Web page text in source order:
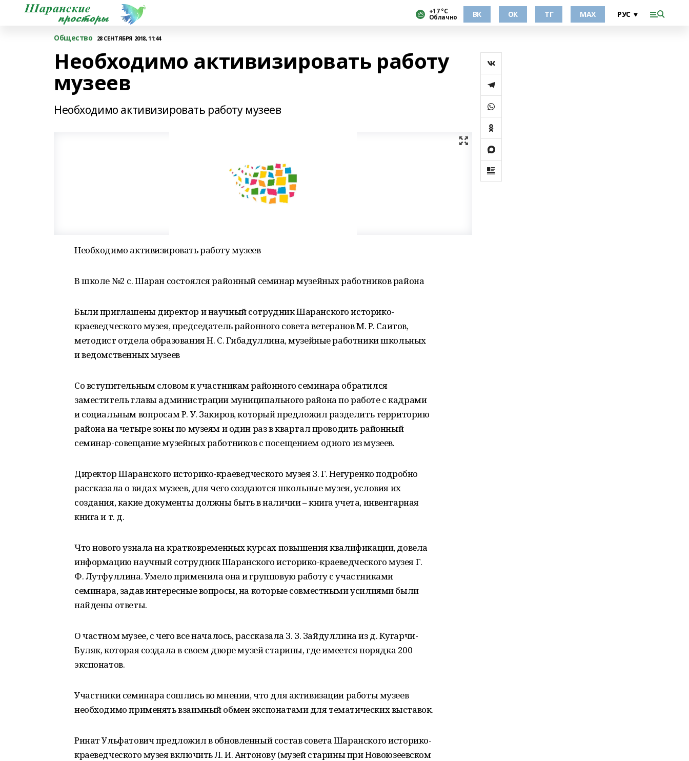
+17 °С
Облачно ВК ОК ТГ МАХ
Общество 28 СЕНТЯБРЯ 2018, 11:44
Необходимо активизировать работу
музеев
Необходимо активизировать работу музеев
Необходимо активизировать работу музеев
В школе №2 с. Шаран состоялся районный семинар музейных работников района
Были приглашены директор и научный сотрудник Шаранского историко-
краеведческого музея, председатель районного совета ветеранов М. Р. Саитов,
методист отдела образования Н. С. Гибадуллина, музейные работники школьных
и ведомственных музеев
Со вступительным словом к участникам районного семинара обратился
заместитель главы администрации муниципального района по работе с кадрами
и социальным вопросам Р. У. Закиров, который предложил разделить территорию
района на четыре зоны по музеям и один раз в квартал проводить районный
семинар-совещание музейных работников с посещением одного из музеев.
Директор Шаранского историко-краеведческого музея З. Г. Негуренко подробно
рассказала о видах музеев, для чего создаются школьные музеи, условия их
создания, какие документы должны быть в наличии – книга учета, инвентарная
книга и т. д.
Что нового узнала на кратковременных курсах повышения квалификации, довела
информацию научный сотрудник Шаранского историко-краеведческого музея Г.
Ф. Лутфуллина. Умело применила она и групповую работу с участниками
семинара, задав интересные вопросы, на которые совместными усилиями были
найдены ответы.
О частном музее, с чего все началось, рассказала З. З. Зайдуллина из д. Кугарчи-
Буляк, которая создала в своем дворе музей старины, где имеется порядка 200
экспонатов.
Участники семинара сошлись во мнении, что для активизации работы музеев
необходимо применять взаимный обмен экспонатами для тематических выставок.
Ринат Ульфатович предложил в обновленный состав совета Шаранского историко-
краеведческого музея включить Л. И. Антонову (музей старины при Новоюзеевском